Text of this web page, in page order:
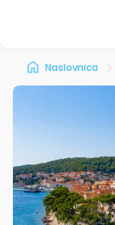
Naslovnica